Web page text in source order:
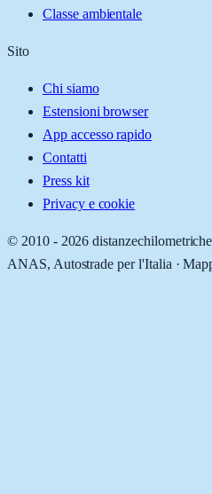
Classe ambientale
Sito
Chi siamo
Estensioni browser
App accesso rapido
Contatti
Press kit
Privacy e cookie
© 2010 - 2026
ANAS, Autostrade per l'Italia ·